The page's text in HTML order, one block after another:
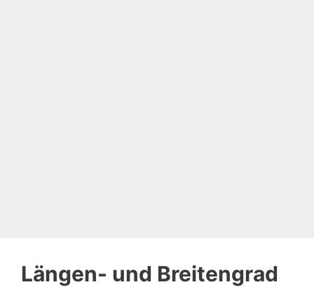
Längen- und Breitengrad